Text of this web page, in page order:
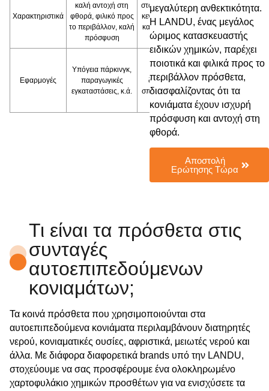
Χαρακτηριστικά
καλή αντοχή στη
φθορά, φιλικό προς
το περιβάλλον, καλή
πρόσφυση
σταθερότητα, χωρίς
κενά, χωρίς ρωγμές
και υψηλό επίπεδο
επιπεδότητας
Εφαρμογές
Υπόγεια πάρκινγκ,
παραγωγικές
εγκαταστάσεις, κ.ά.
Εσωτερική
επιπεδωτική
δαπέδων όπως
σπίτια, νοσοκομεία,
σχολεία
μεγαλύτερη ανθεκτικότητα.
Η LANDU, ένας μεγάλος
ώριμος κατασκευαστής
ειδικών χημικών, παρέχει
ποιοτικά και φιλικά προς το
περιβάλλον πρόσθετα,
διασφαλίζοντας ότι τα
κονιάματα έχουν ισχυρή
πρόσφυση και αντοχή στη
φθορά.
Αποστολή
Ερώτησης Τώρα
Τι είναι τα πρόσθετα στις
συνταγές
αυτοεπιπεδούμενων
κονιαμάτων;
Τα κοινά πρόσθετα που χρησιμοποιούνται στα
αυτοεπιπεδούμενα κονιάματα περιλαμβάνουν διατηρητές
νερού, κονιαματικές ουσίες, αφριστικά, μειωτές νερού και
άλλα. Με διάφορα διαφορετικά brands υπό την LANDU,
στοχεύουμε να σας προσφέρουμε ένα ολοκληρωμένο
χαρτοφυλάκιο χημικών προσθέτων για να ενισχύσετε τα